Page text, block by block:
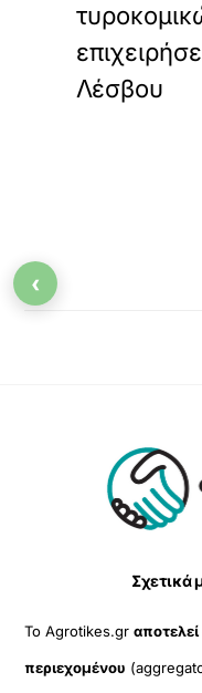
Λέσβου
Σχετικά
Το Agrotikes.gr
περιεχομένου
‹